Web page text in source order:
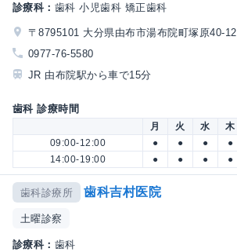
診療科： 歯科 小児歯科 矯正歯科
〒8795101 大分県由布市湯布院町塚原40-12
0977-76-5580
JR 由布院駅から車で15分
歯科 診療時間
月 火 水 木
09:00-12:00
● ● ● ●
14:00-19:00
● ● ● ●
歯科診療所 歯科吉村医院
土曜診察
診療科： 歯科